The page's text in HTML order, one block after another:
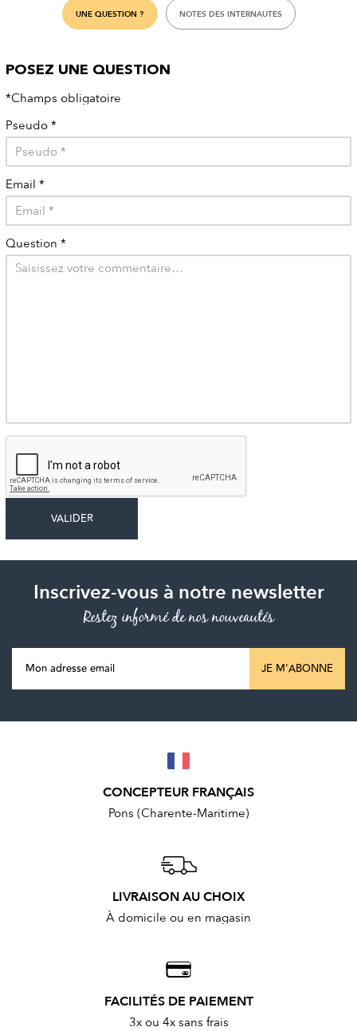
UNE QUESTION ? NOTES DES INTERNAUTES
POSEZ UNE QUESTION
*Champs obligatoire
Pseudo *
Email *
Question *
Inscrivez-vous à notre newsletter
Restez informé de nos nouveautés
JE M'ABONNE
CONCEPTEUR FRANÇAIS
Pons (Charente-Maritime)
LIVRAISON AU CHOIX
À domicile ou en magasin
FACILITÉS DE PAIEMENT
3x ou 4x sans frais